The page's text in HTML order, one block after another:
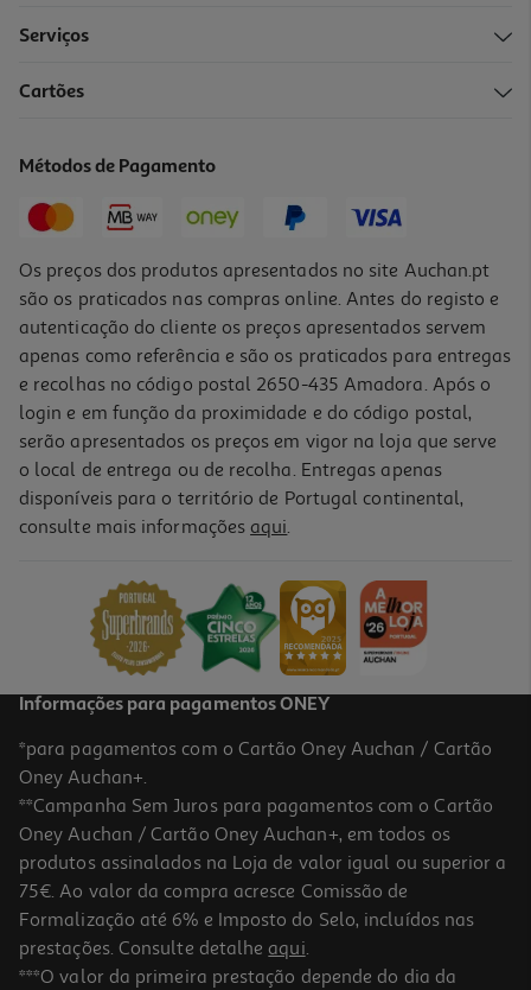
Serviços
Cartões
Métodos de Pagamento
Os preços dos produtos apresentados no site Auchan.pt
são os praticados nas compras online. Antes do registo e
autenticação do cliente os preços apresentados servem
apenas como referência e são os praticados para entregas
e recolhas no código postal 2650-435 Amadora. Após o
login e em função da proximidade e do código postal,
serão apresentados os preços em vigor na loja que serve
o local de entrega ou de recolha. Entregas apenas
disponíveis para o território de Portugal continental,
consulte mais informações aqui.
Informações para pagamentos ONEY
*para pagamentos com o Cartão Oney Auchan / Cartão
Oney Auchan+.
**Campanha Sem Juros para pagamentos com o Cartão
Oney Auchan / Cartão Oney Auchan+, em todos os
produtos assinalados na Loja de valor igual ou superior a
75€. Ao valor da compra acresce Comissão de
Formalização até 6% e Imposto do Selo, incluídos nas
prestações. Consulte detalhe aqui.
***O valor da primeira prestação depende do dia da